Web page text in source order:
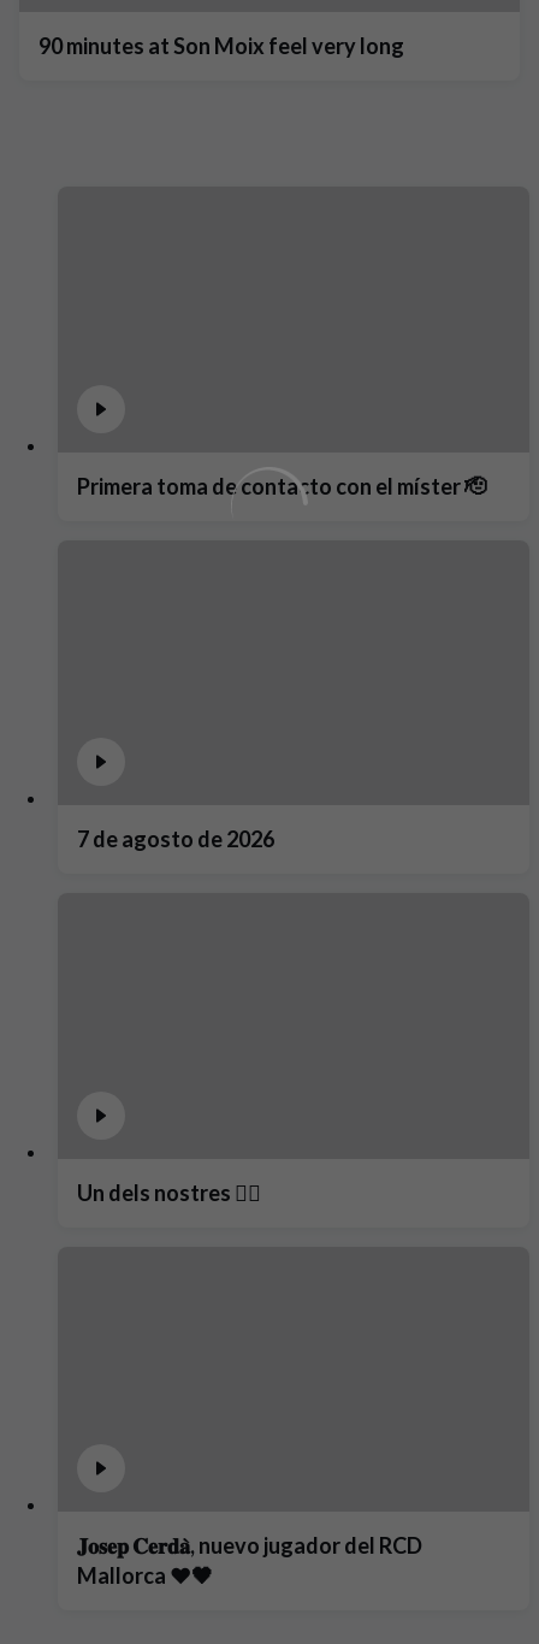
90 minutes at Son Moix feel very long
Primera toma de contacto con el míster 🫡
7 de agosto de 2026
Un dels nostres ❤️‍🔥
𝐉𝐨𝐬𝐞𝐩 𝐂𝐞𝐫𝐝𝐚̀, nuevo jugador del RCD
Mallorca ❤️🖤